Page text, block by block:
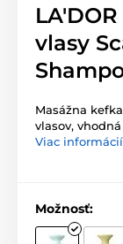
vlasy
Masážna
vlasov,
Viac informácií
Možnosť: